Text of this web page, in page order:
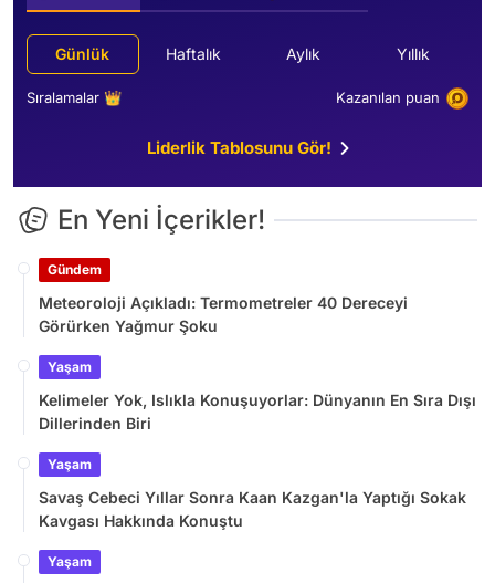
Günlük Haftalık Aylık Yıllık
Sıralamalar 👑 Kazanılan puan
Liderlik Tablosunu Gör!
En Yeni İçerikler!
Gündem
Meteoroloji Açıkladı: Termometreler 40 Dereceyi
Görürken Yağmur Şoku
Yaşam
Kelimeler Yok, Islıkla Konuşuyorlar: Dünyanın En Sıra Dışı
Dillerinden Biri
Yaşam
Savaş Cebeci Yıllar Sonra Kaan Kazgan'la Yaptığı Sokak
Kavgası Hakkında Konuştu
Yaşam